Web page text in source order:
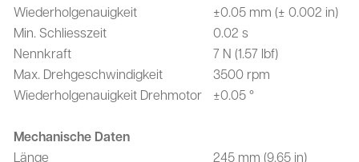
Wiederholgenauigkeit
±0.05 mm (± 0.002 in)
Min. Schliesszeit
0.02 s
Nennkraft
7 N (1.57 lbf)
Max. Drehgeschwindigkeit
3500 rpm
Wiederholgenauigkeit Drehmotor
±0.05 °
Mechanische Daten
Länge
245 mm (9.65 in)